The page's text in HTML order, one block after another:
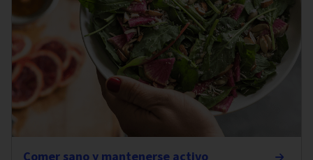
Comer sano y mantenerse activo